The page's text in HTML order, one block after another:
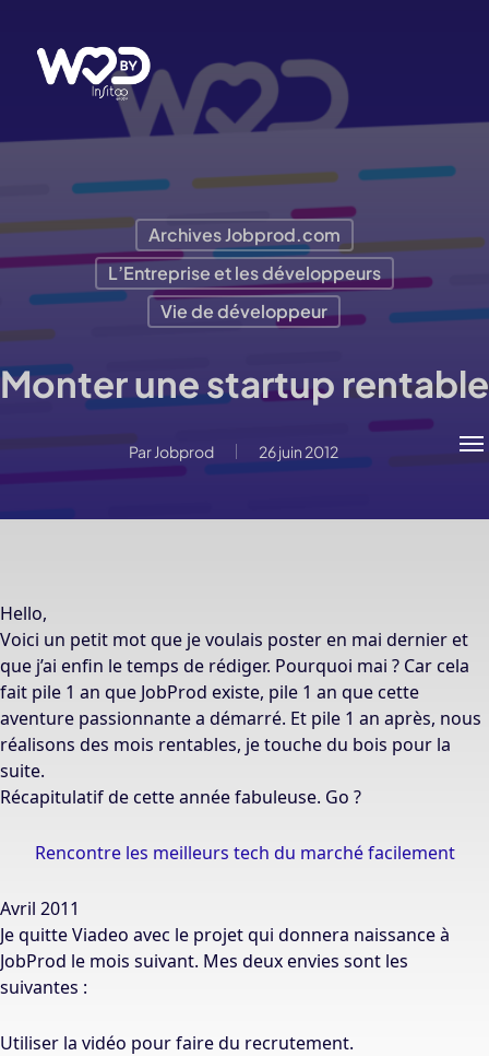
contenu
principal
Archives Jobprod.com
L’Entreprise et les développeurs
Vie de développeur
Monter une startup rentable
ParJobprod 26 juin 2012
Hello,
Voici un petit mot que je voulais poster en mai dernier et
que j’ai enfin le temps de rédiger. Pourquoi mai ? Car cela
fait pile 1 an que JobProd existe, pile 1 an que cette
aventure passionnante a démarré. Et pile 1 an après, nous
réalisons des mois rentables, je touche du bois pour la
suite.
Récapitulatif de cette année fabuleuse. Go ?
Rencontre les meilleurs tech du marché facilement
Avril 2011
Je quitte Viadeo avec le projet qui donnera naissance à
JobProd le mois suivant. Mes deux envies sont les
suivantes :
Utiliser la vidéo pour faire du recrutement.